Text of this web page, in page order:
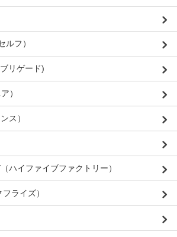
ルフ）
リゲード)
）
ス）
ハイファイブファクトリー）
ライズ）